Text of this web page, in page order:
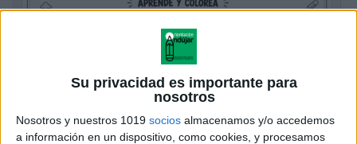
Su privacidad es importante para
nosotros
Nosotros y nuestros 1019 socios almacenamos y/o accedemos
a información en un dispositivo, como cookies, y procesamos